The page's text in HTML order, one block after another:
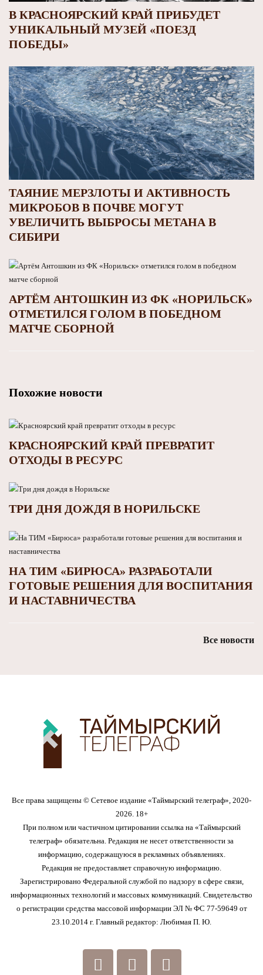
В КРАСНОЯРСКИЙ КРАЙ ПРИБУДЕТ
УНИКАЛЬНЫЙ МУЗЕЙ «ПОЕЗД
ПОБЕДЫ»
ТАЯНИЕ МЕРЗЛОТЫ И АКТИВНОСТЬ
МИКРОБОВ В ПОЧВЕ МОГУТ
УВЕЛИЧИТЬ ВЫБРОСЫ МЕТАНА В
СИБИРИ
АРТЁМ АНТОШКИН ИЗ ФК «НОРИЛЬСК»
ОТМЕТИЛСЯ ГОЛОМ В ПОБЕДНОМ
МАТЧЕ СБОРНОЙ
Похожие новости
КРАСНОЯРСКИЙ КРАЙ ПРЕВРАТИТ
ОТХОДЫ В РЕСУРС
ТРИ ДНЯ ДОЖДЯ В НОРИЛЬСКЕ
НА ТИМ «БИРЮСА» РАЗРАБОТАЛИ
ГОТОВЫЕ РЕШЕНИЯ ДЛЯ ВОСПИТАНИЯ
И НАСТАВНИЧЕСТВА
Все новости
Все права защищены © Сетевое издание «Таймырский телеграф», 2020-
2026. 18+
При полном или частичном цитировании ссылка на «Таймырский
телеграф» обязательна. Редакция не несет ответственности за
информацию, содержащуюся в рекламных объявлениях.
Редакция не предоставляет справочную информацию.
Зарегистрировано Федеральной службой по надзору в сфере связи,
информационных технологий и массовых коммуникаций. Свидетельство
о регистрации средства массовой информации ЭЛ № ФС 77-59649 от
23.10.2014 г. Главный редактор: Любимая П. Ю.